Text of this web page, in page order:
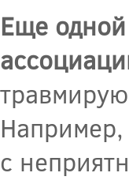
Еще одной
Например,
с